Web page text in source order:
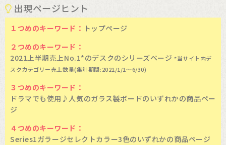
出現ページヒント
１つめのキーワード： トップページ
２つめのキーワード：
2021上半期売上No.1*のデスクのシリーズページ*当サイト内デ
スクカテゴリー売上数量(集計期間:2021/1/1～6/30)
３つめのキーワード：
ドラマでも使用♪人気のガラス製ボードのいずれかの商品ペー
ジ
４つめのキーワード：
Series1ガラージセレクトカラー3色のいずれかの商品ページ